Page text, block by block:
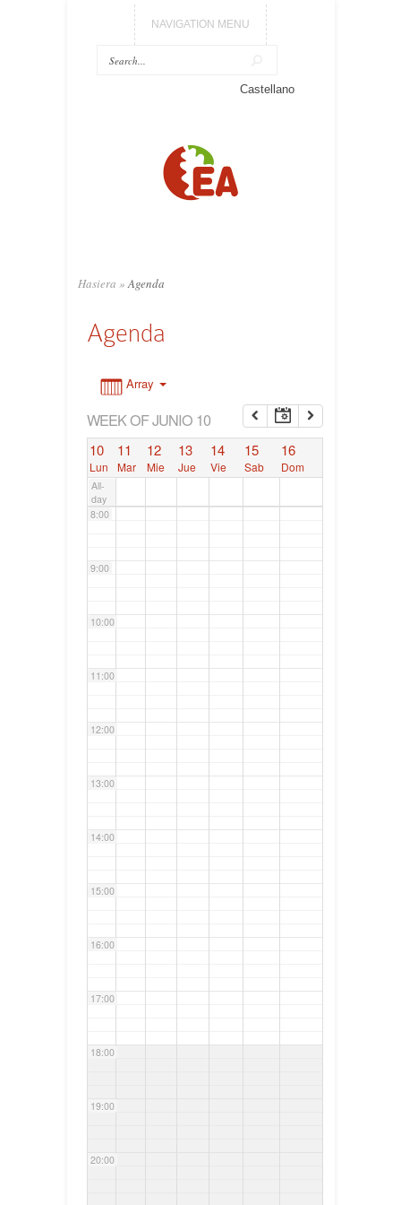
NAVIGATION MENU
Castellano
Hasiera » Agenda
Agenda
Array
WEEK OF JUNIO 10
10
Lun
11
Mar
12
Mie
13
Jue
14
Vie
15
Sab
16
Dom
All-
day
7:00
8:00
9:00
10:00
11:00
12:00
13:00
14:00
15:00
16:00
17:00
18:00
19:00
20:00